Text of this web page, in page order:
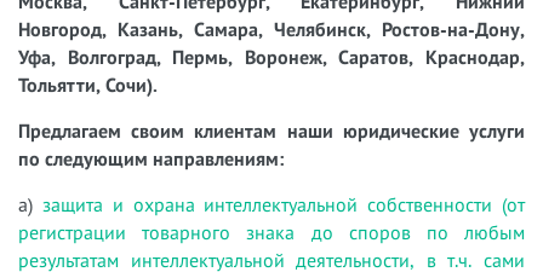
Новгород, Казань, Самара, Челябинск, Ростов-на-Дону,
Уфа, Волгоград, Пермь, Воронеж, Саратов, Краснодар,
Тольятти, Сочи).
Предлагаем своим клиентам наши юридические услуги
по следующим направлениям:
а) защита и охрана интеллектуальной собственности (от
регистрации товарного знака до споров по любым
результатам интеллектуальной деятельности, в т.ч. сами